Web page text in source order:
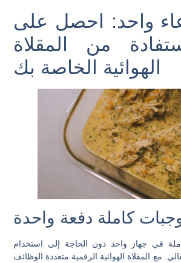
واحد: احصل على
من المقلاة
الهوائية الخاصة بك
كاملة دفعة واحدة
في جهاز واحد دون الحاجة إلى استخدام
مع المقلاة الهوائية الرقمية متعددة الوظائف